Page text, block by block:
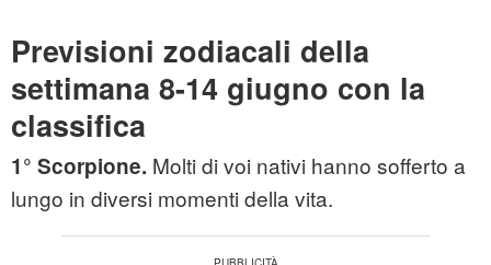
Previsioni zodiacali della
settimana 8-14 giugno con la
classifica
1° Scorpione. Molti di voi nativi hanno sofferto a
lungo in diversi momenti della vita.